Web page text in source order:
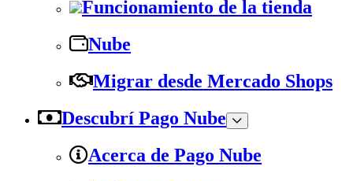
Funcionamiento de la tienda
Nube
Migrar desde Mercado Shops
Descubrí Pago Nube
Acerca de Pago Nube